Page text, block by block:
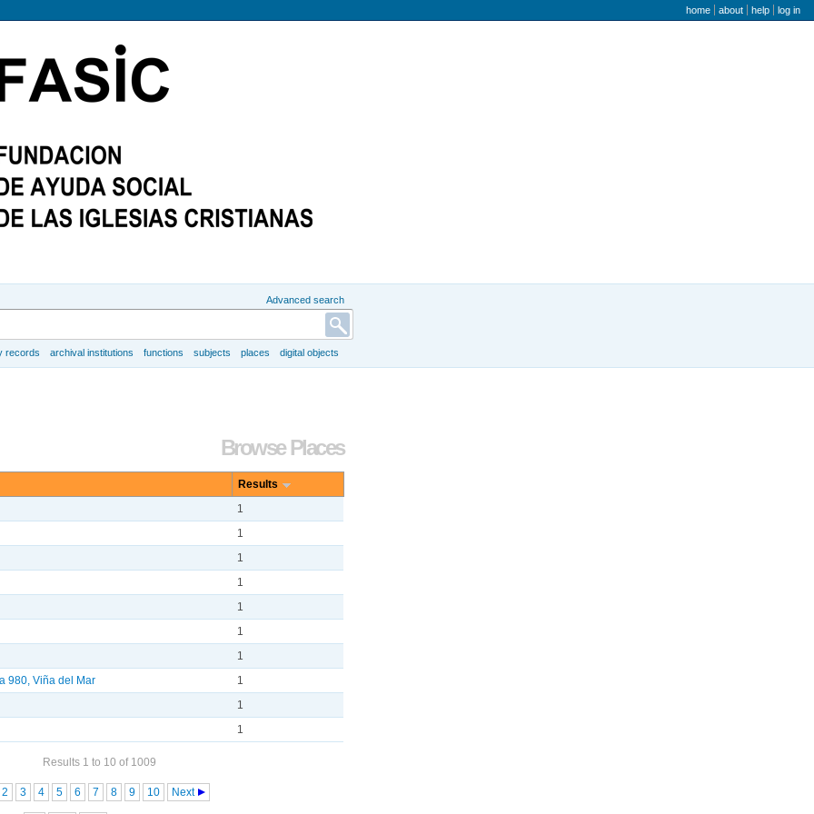
user menu
home about help log in
Advanced search
records archival institutions functions subjects places digital objects
Browse Places
Results
1
1
1
1
1
1
1
980, Viña del Mar
1
1
1
Results 1 to 10 of 1009
2 3 4 5 6 7 8 9 10 Next